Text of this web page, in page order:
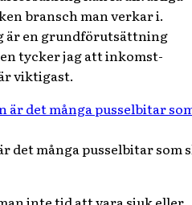
bransch man verkar i.
är en grundförutsättning
tycker jag att inkomst-
viktigast.
det många pusselbitar som